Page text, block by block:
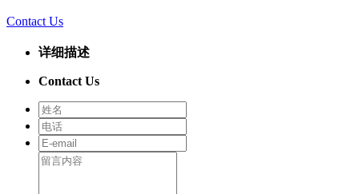
Contact Us
详细描述
Contact Us